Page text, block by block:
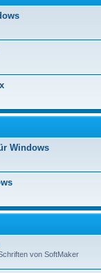
Windows
von SoftMaker